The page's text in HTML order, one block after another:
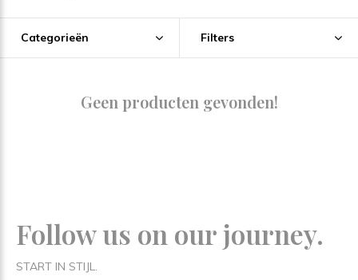
Categorieën Filters
Geen producten gevonden!
Follow us on our journey.
START IN STIJL.